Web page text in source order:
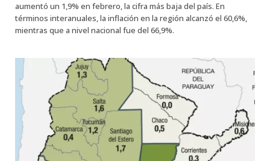
aumentó un 1,9% en febrero, la cifra más baja del país. En
términos interanuales, la inflación en la región alcanzó el 60,6%,
mientras que a nivel nacional fue del 66,9%.